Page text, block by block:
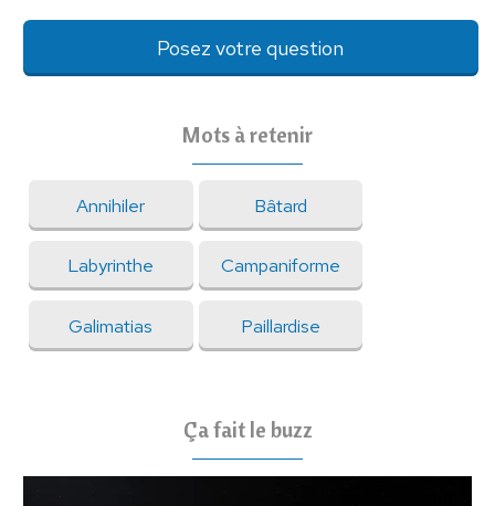
Posez votre question
Mots à retenir
Annihiler Bâtard
Labyrinthe Campaniforme
Galimatias Paillardise
Ça fait le buzz